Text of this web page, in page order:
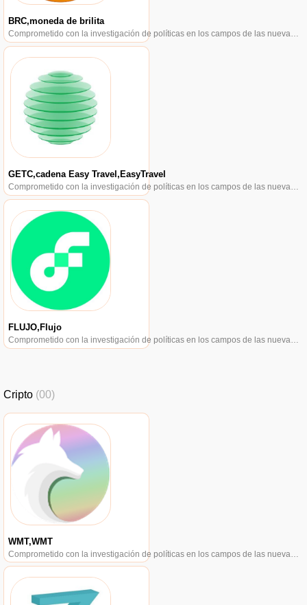
BRC,moneda de brilita
Comprometido con la investigación de políticas en los campos de las nuevas finanzas, las finanzas internacionales y los mercados financieros.
GETC,cadena Easy Travel,EasyTravel
Comprometido con la investigación de políticas en los campos de las nuevas finanzas, las finanzas internacionales y los mercados financieros.
FLUJO,Flujo
Comprometido con la investigación de políticas en los campos de las nuevas finanzas, las finanzas internacionales y los mercados financieros.
Cripto (00)
WMT,WMT